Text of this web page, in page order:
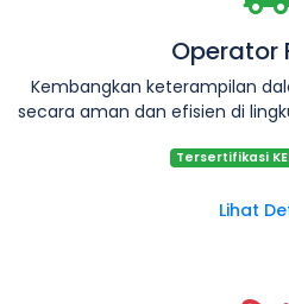
Operator
Kembangkan keterampilan
secara aman dan efisien di
Tersertifikasi
Lihat